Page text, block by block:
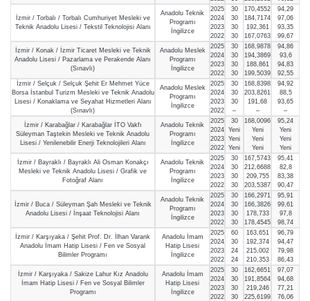
İzmir / Torbalı / Torbalı Cumhuriyet Mesleki ve
Teknik Anadolu Lisesi / Tekstil Teknolojisi Alanı
Anadolu Teknik
Programı
İngilizce
2025
2024
2023
2022
30
30
30
30
170,4552
184,7174
192,361
167,0763
94,29
97,06
93,35
99,67
İzmir / Konak / İzmir Ticaret Mesleki ve Teknik
Anadolu Lisesi / Pazarlama ve Perakende Alanı
(Sınavlı)
Anadolu Meslek
Programı
İngilizce
2025
2024
2023
2022
30
30
30
30
168,9878
194,3869
188,861
199,5039
94,86
93,6
94,83
92,55
İzmir / Selçuk / Selçuk Şehit Er Mehmet Yüce
Borsa İstanbul Turizm Mesleki ve Teknik Anadolu
Lisesi / Konaklama ve Seyahat Hizmetleri Alanı
(Sınavlı)
Anadolu Meslek
Programı
İngilizce
2025
2024
2023
2022
30
30
30
–
168,8398
203,8261
191,68
–
94,92
88,5
93,65
–
İzmir / Karabağlar / Karabağlar İTO Vakfı
Süleyman Taştekin Mesleki ve Teknik Anadolu
Lisesi / Yenilenebilir Enerji Teknolojileri Alanı
Anadolu Teknik
Programı
İngilizce
2025
2024
2023
2022
30
Yeni
Yeni
Yeni
168,0096
Yeni
Yeni
Yeni
95,24
Yeni
Yeni
Yeni
İzmir / Bayraklı / Bayraklı Ali Osman Konakçı
Mesleki ve Teknik Anadolu Lisesi / Grafik ve
Fotoğraf Alanı
Anadolu Teknik
Programı
İngilizce
2025
2024
2023
2022
30
30
30
30
167,5743
212,6688
209,755
203,5387
95,41
82,8
83,38
90,47
İzmir / Buca / Süleyman Şah Mesleki ve Teknik
Anadolu Lisesi / İnşaat Teknolojisi Alanı
Anadolu Teknik
Programı
İngilizce
2025
2024
2023
2022
30
30
30
30
166,2971
166,3826
178,733
178,4545
95,91
99,61
97,8
98,74
İzmir / Karşıyaka / Şehit Prof. Dr. İlhan Varank
Anadolu İmam Hatip Lisesi / Fen ve Sosyal
Bilimler Programı
Anadolu İmam
Hatip Lisesi
İngilizce
2025
2024
2023
2022
60
30
24
24
163,651
192,374
215,002
210,353
96,79
94,47
79,98
86,43
İzmir / Karşıyaka / Sakize Lahur Kız Anadolu
İmam Hatip Lisesi / Fen ve Sosyal Bilimler
Programı
Anadolu İmam
Hatip Lisesi
İngilizce
2025
2024
2023
2022
30
30
30
30
162,6651
191,8564
219,246
225,6199
97,07
94,68
77,21
76,06